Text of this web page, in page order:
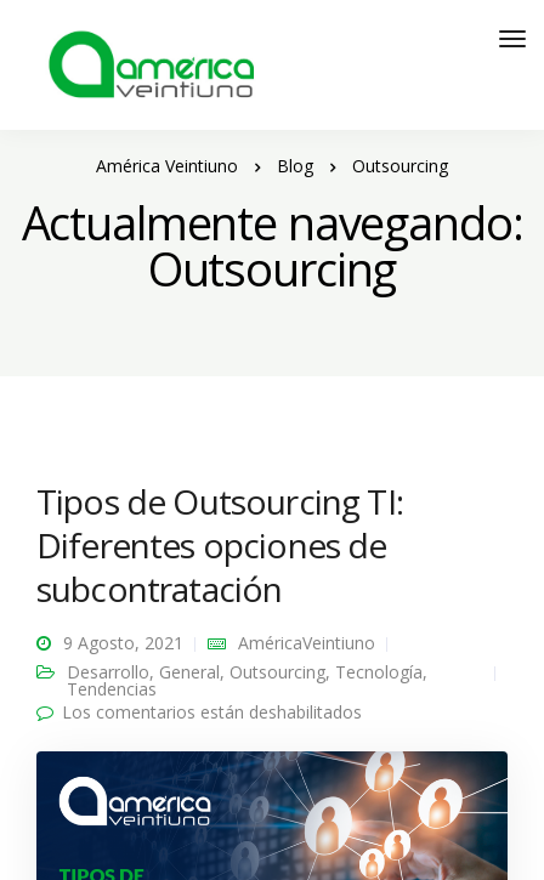
América Veintiuno Blog Outsourcing
Actualmente navegando:
Outsourcing
Tipos de Outsourcing TI:
Diferentes opciones de
subcontratación
9 Agosto, 2021
AméricaVeintiuno
Desarrollo, General, Outsourcing, Tecnología,
Tendencias
Los comentarios están deshabilitados
Diferentes opciones
de subcontratación